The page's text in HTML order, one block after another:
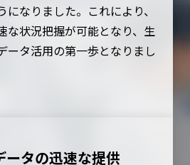
なりました。これにより、
な状況把握が可能となり、生
ータ活用の第一歩となりまし
ータの迅速な提供